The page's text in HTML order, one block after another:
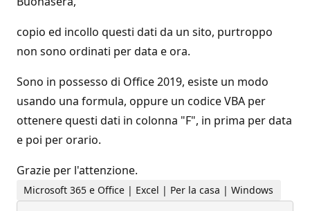
copio ed incollo questi dati da un sito, purtroppo
non sono ordinati per data e ora.
Sono in possesso di Office 2019, esiste un modo
usando una formula, oppure un codice VBA per
ottenere questi dati in colonna "F", in prima per data
e poi per orario.
Grazie per l'attenzione.
Microsoft 365 e Office | Excel | Per la casa | Windows